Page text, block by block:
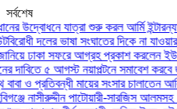
সর্বশেষ
যাত্রা শুরু করল আর্মি ইন্টারন্যাশনাল
দলের ভাষা সংঘাতের দিকে না যাওয়ার
ঢাকা সফরে আগ্রহ প্রকাশ করলেন ইউএই
৫ আগস্ট নয়াপল্টনে সমাবেশ করবে
প্রতিবন্ধী মায়ের সংসার চালাতেন আলিফ,
নাসীরুদ্দীন পাটোয়ারী-সারজিস আলমসহ ১০